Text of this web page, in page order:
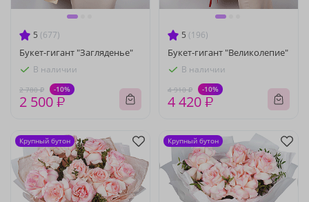
5 (677)
Букет-гигант "Загляденье"
В наличии
2 780 ₽ -10%
2 500 ₽
5 (196)
Букет-гигант "Великолепие"
В наличии
4 910 ₽ -10%
4 420 ₽
Крупный бутон Крупный бутон